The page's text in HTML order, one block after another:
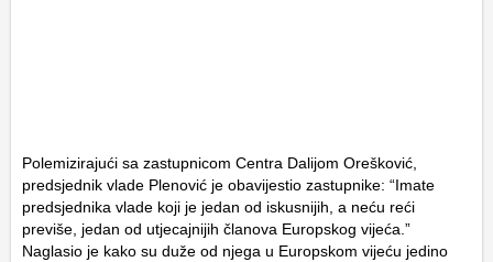
Polemizirajući sa zastupnicom Centra Dalijom Orešković,
predsjednik vlade Plenović je obavijestio zastupnike: “Imate
predsjednika vlade koji je jedan od iskusnijih, a neću reći
previše, jedan od utjecajnijih članova Europskog vijeća.”
Naglasio je kako su duže od njega u Europskom vijeću jedino